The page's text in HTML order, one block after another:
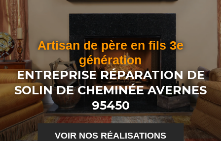
Artisan de père en fils 3e
génération
ENTREPRISE RÉPARATION DE
SOLIN DE CHEMINÉE AVERNES
95450
VOIR NOS RÉALISATIONS